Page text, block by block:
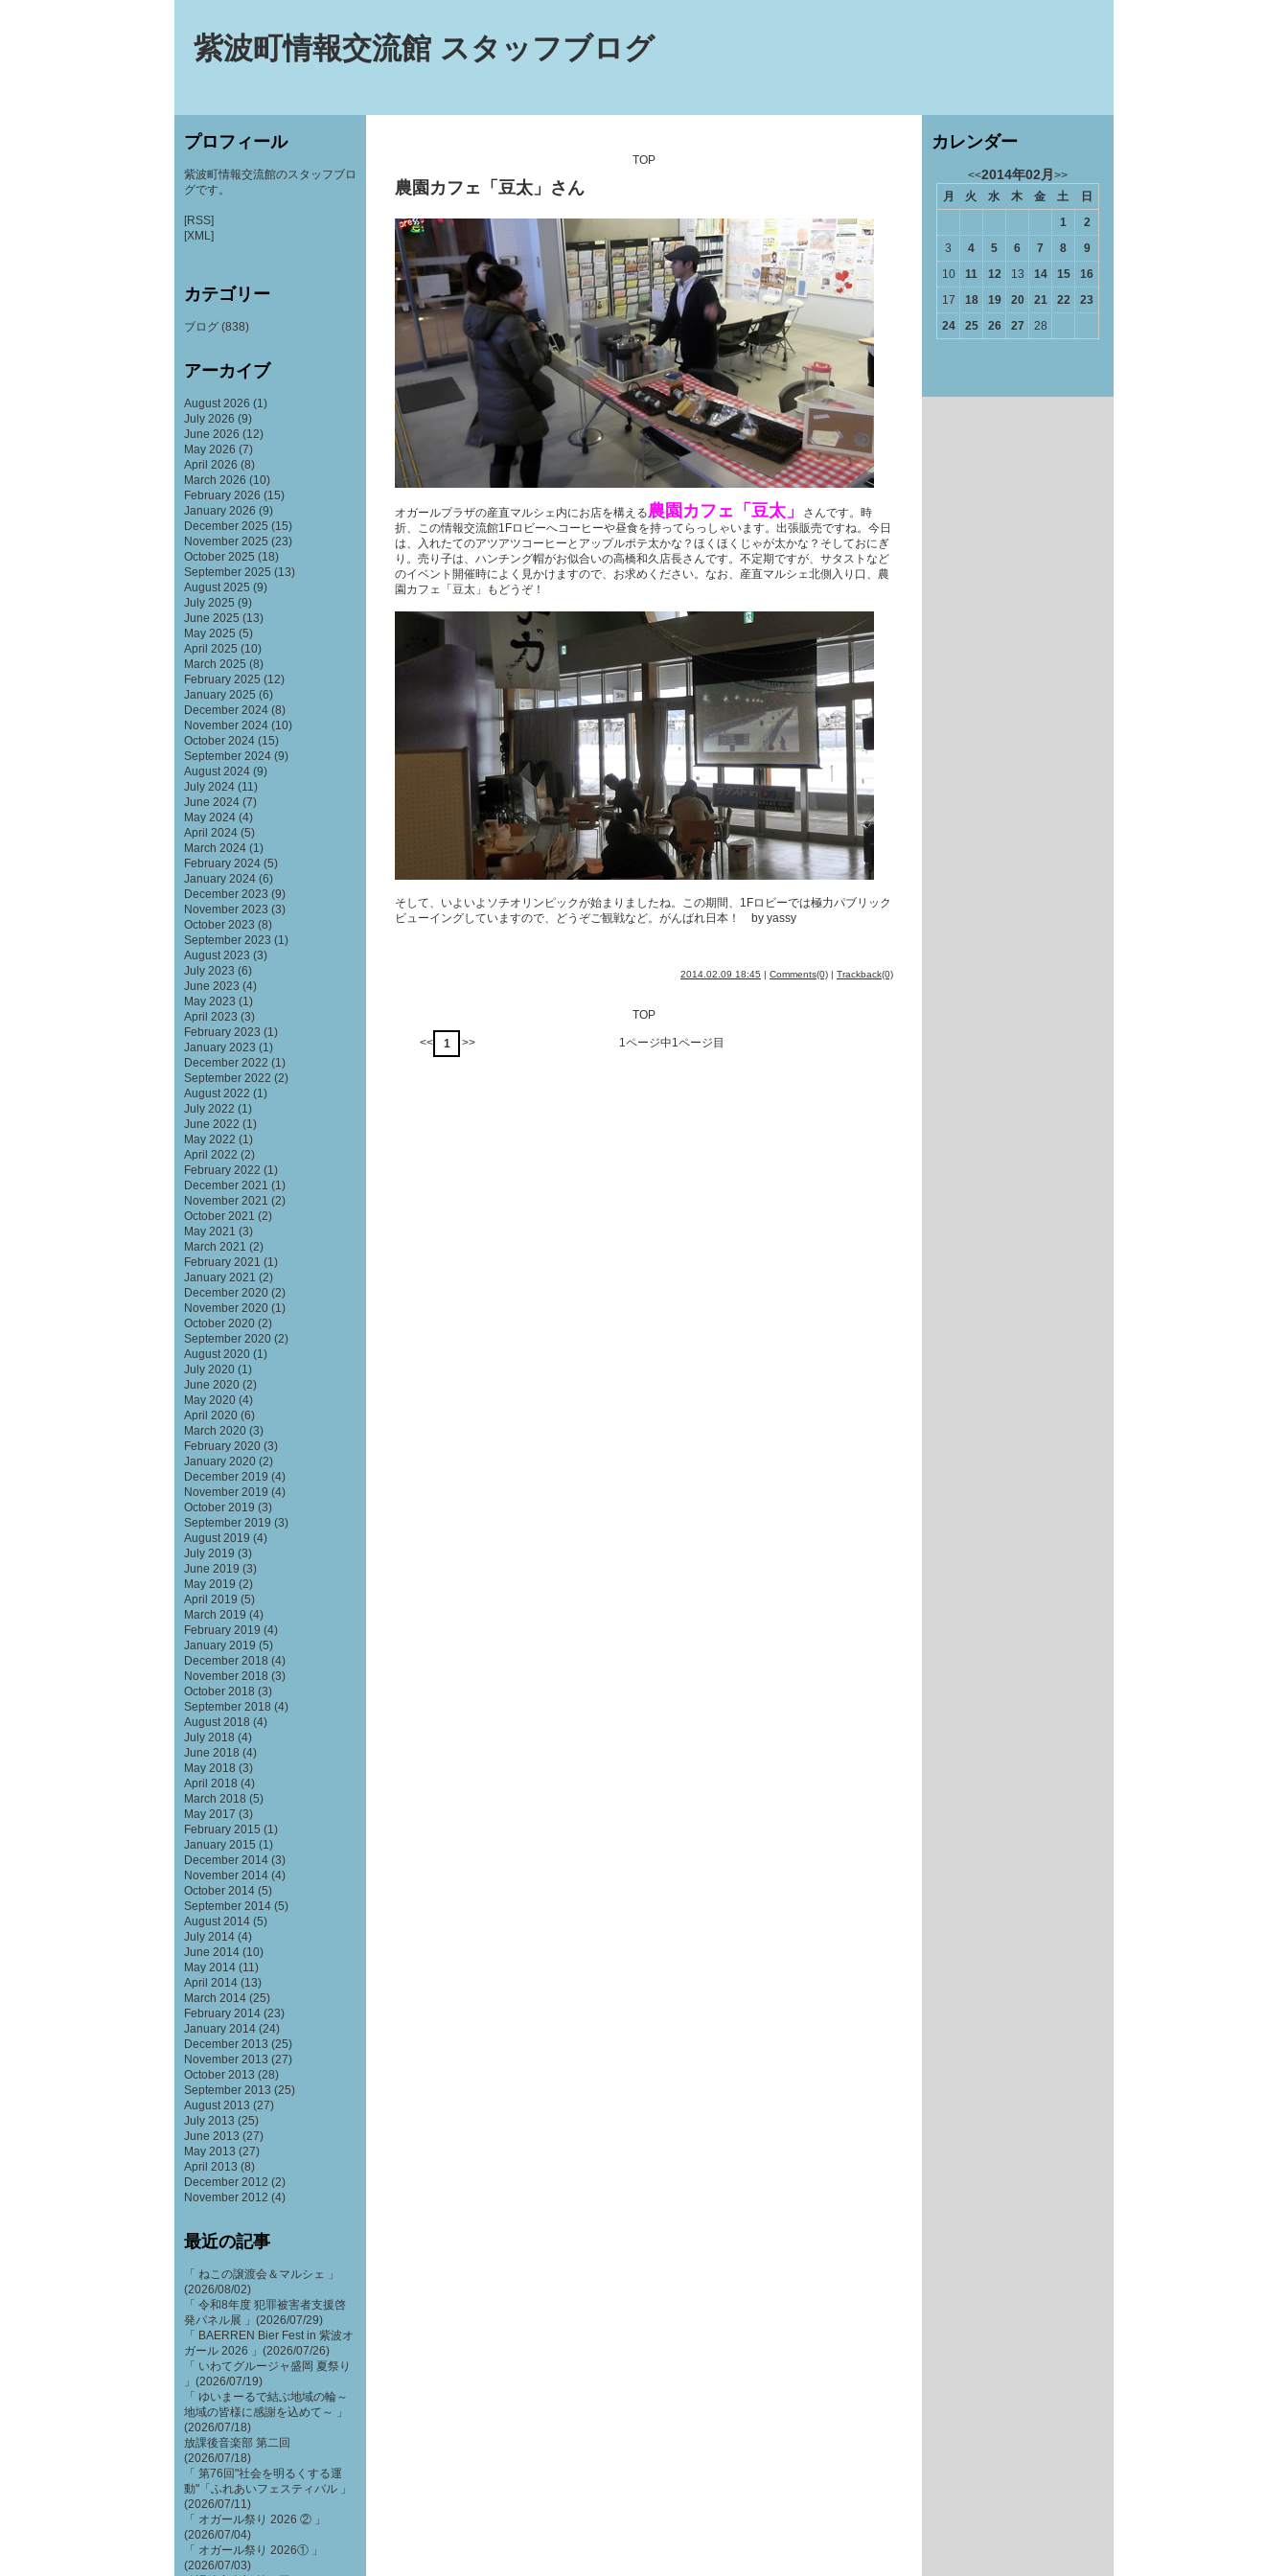
紫波町情報交流館 スタッフブログ
TOP
農園カフェ「豆太」さん
オガールプラザの産直マルシェ内にお店を構える農園カフェ「豆太」
さんです。時
折、この情報交流館1Fロビーへコーヒーや昼食を持ってらっしゃいます。出張販売ですね。今日
は、入れたてのアツアツコーヒーとアップルポテ太かな？ほくほくじゃが太かな？そしておにぎ
り。売り子は、ハンチング帽がお似合いの高橋和久店長さんです。不定期ですが、サタストなど
のイベント開催時によく見かけますので、お求めください。なお、産直マルシェ北側入り口、農
園カフェ「豆太」もどうぞ！
そして、いよいよソチオリンピックが始まりましたね。この期間、1Fロビーでは極力パブリック
ビューイングしていますので、どうぞご観戦など。がんばれ日本！ by yassy
2014.02.09 18:45 Comments(0) Trackback(0)
TOP
<< 1 >> 1ページ中1ページ目
プロフィール
紫波町情報交流館のスタッフブロ
グです。
[RSS]
[XML]
カテゴリー
ブログ (838)
アーカイブ
August 2026 (1)
July 2026 (9)
June 2026 (12)
May 2026 (7)
April 2026 (8)
March 2026 (10)
February 2026 (15)
January 2026 (9)
December 2025 (15)
November 2025 (23)
October 2025 (18)
September 2025 (13)
August 2025 (9)
July 2025 (9)
June 2025 (13)
May 2025 (5)
April 2025 (10)
March 2025 (8)
February 2025 (12)
January 2025 (6)
December 2024 (8)
November 2024 (10)
October 2024 (15)
September 2024 (9)
August 2024 (9)
July 2024 (11)
June 2024 (7)
May 2024 (4)
April 2024 (5)
March 2024 (1)
February 2024 (5)
January 2024 (6)
December 2023 (9)
November 2023 (3)
October 2023 (8)
September 2023 (1)
August 2023 (3)
July 2023 (6)
June 2023 (4)
May 2023 (1)
April 2023 (3)
February 2023 (1)
January 2023 (1)
December 2022 (1)
September 2022 (2)
August 2022 (1)
July 2022 (1)
June 2022 (1)
May 2022 (1)
April 2022 (2)
February 2022 (1)
December 2021 (1)
November 2021 (2)
October 2021 (2)
May 2021 (3)
March 2021 (2)
February 2021 (1)
January 2021 (2)
December 2020 (2)
November 2020 (1)
October 2020 (2)
September 2020 (2)
August 2020 (1)
July 2020 (1)
June 2020 (2)
May 2020 (4)
April 2020 (6)
March 2020 (3)
February 2020 (3)
January 2020 (2)
December 2019 (4)
November 2019 (4)
October 2019 (3)
September 2019 (3)
August 2019 (4)
July 2019 (3)
June 2019 (3)
May 2019 (2)
April 2019 (5)
March 2019 (4)
February 2019 (4)
January 2019 (5)
December 2018 (4)
November 2018 (3)
October 2018 (3)
September 2018 (4)
August 2018 (4)
July 2018 (4)
June 2018 (4)
May 2018 (3)
April 2018 (4)
March 2018 (5)
May 2017 (3)
February 2015 (1)
January 2015 (1)
December 2014 (3)
November 2014 (4)
October 2014 (5)
September 2014 (5)
August 2014 (5)
July 2014 (4)
June 2014 (10)
May 2014 (11)
April 2014 (13)
March 2014 (25)
February 2014 (23)
January 2014 (24)
December 2013 (25)
November 2013 (27)
October 2013 (28)
September 2013 (25)
August 2013 (27)
July 2013 (25)
June 2013 (27)
May 2013 (27)
April 2013 (8)
December 2012 (2)
November 2012 (4)
最近の記事
「 ねこの譲渡会＆マルシェ 」
(2026/08/02)
「 令和8年度 犯罪被害者支援啓
発パネル展 」(2026/07/29)
「 BAERREN Bier Fest in 紫波オ
ガール 2026 」(2026/07/26)
「 いわてグルージャ盛岡 夏祭り
」(2026/07/19)
「 ゆいまーるで結ぶ地域の輪～
地域の皆様に感謝を込めて～ 」
(2026/07/18)
放課後音楽部 第二回
(2026/07/18)
「 第76回"社会を明るくする運
動"「ふれあいフェスティバル 」
(2026/07/11)
「 オガール祭り 2026 ② 」
(2026/07/04)
「 オガール祭り 2026① 」
(2026/07/03)
カレンダー
<<2014年02月 >>
月
火 水 木 金 土
日
1
2
3
4 5 6 7 8
9
10
11 12 13 14 15
16
17
18 19 20 21 22
23
24
25 26 27 28